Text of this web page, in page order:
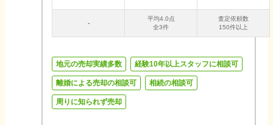
-
平均4.0点
全3件
査定依頼数
150件以上
地元の売却実績多数 経験10年以上スタッフに相談可
離婚による売却の相談可 相続の相談可
周りに知られず売却